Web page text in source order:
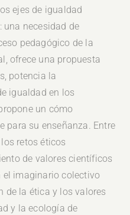
ejes de igualdad
necesidad de
pedagógico de la
ofrece una propuesta
potencia la
igualdad en los
un cómo
para su enseñanza. Entre
retos éticos
de valores científicos
el imaginario colectivo
de la ética y los valores
y la ecología de